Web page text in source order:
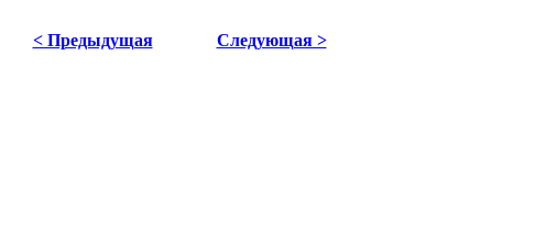
< Предыдущая Следующая >